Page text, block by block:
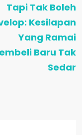
Tapi Tak Boleh
Kesilapan
Yang Ramai
Baru Tak
Sedar